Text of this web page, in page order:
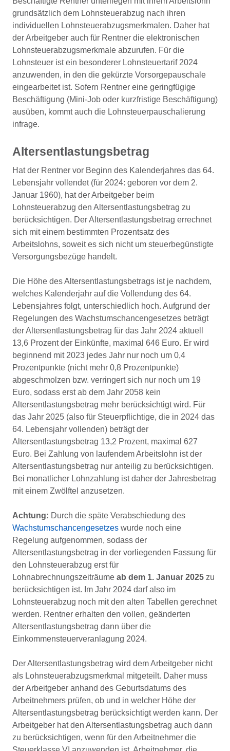
grundsätzlich dem Lohnsteuerabzug nach ihren
individuellen Lohnsteuerabzugsmerkmalen. Daher hat
der Arbeitgeber auch für Rentner die elektronischen
Lohnsteuerabzugsmerkmale abzurufen. Für die
Lohnsteuer ist ein besonderer Lohnsteuertarif 2024
anzuwenden, in den die gekürzte Vorsorgepauschale
eingearbeitet ist. Sofern Rentner eine geringfügige
Beschäftigung (Mini-Job oder kurzfristige Beschäftigung)
ausüben, kommt auch die Lohnsteuerpauschalierung
infrage.
Altersentlastungsbetrag
Hat der Rentner vor Beginn des Kalenderjahres das 64.
Lebensjahr vollendet (für 2024: geboren vor dem 2.
Januar 1960), hat der Arbeitgeber beim
Lohnsteuerabzug den Altersentlastungsbetrag zu
berücksichtigen. Der Altersentlastungsbetrag errechnet
sich mit einem bestimmten Prozentsatz des
Arbeitslohns, soweit es sich nicht um steuerbegünstigte
Versorgungsbezüge handelt.
Die Höhe des Altersentlastungsbetrags ist je nachdem,
welches Kalenderjahr auf die Vollendung des 64.
Lebensjahres folgt, unterschiedlich hoch. Aufgrund der
Regelungen des Wachstumschancengesetzes beträgt
der Altersentlastungsbetrag für das Jahr 2024 aktuell
13,6 Prozent der Einkünfte, maximal 646 Euro. Er wird
beginnend mit 2023 jedes Jahr nur noch um 0,4
Prozentpunkte (nicht mehr 0,8 Prozentpunkte)
abgeschmolzen bzw. verringert sich nur noch um 19
Euro, sodass erst ab dem Jahr 2058 kein
Altersentlastungsbetrag mehr berücksichtigt wird. Für
das Jahr 2025 (also für Steuerpflichtige, die in 2024 das
64. Lebensjahr vollenden) beträgt der
Altersentlastungsbetrag 13,2 Prozent, maximal 627
Euro. Bei Zahlung von laufendem Arbeitslohn ist der
Altersentlastungsbetrag nur anteilig zu berücksichtigen.
Bei monatlicher Lohnzahlung ist daher der Jahresbetrag
mit einem Zwölftel anzusetzen.
Achtung: Durch die späte Verabschiedung des
Wachstumschancengesetzes wurde noch eine
Regelung aufgenommen, sodass der
Altersentlastungsbetrag in der vorliegenden Fassung für
den Lohnsteuerabzug erst für
Lohnabrechnungszeiträume ab dem 1. Januar 2025 zu
berücksichtigen ist. Im Jahr 2024 darf also im
Lohnsteuerabzug noch mit den alten Tabellen gerechnet
werden. Rentner erhalten den vollen, geänderten
Altersentlastungsbetrag dann über die
Einkommensteuerveranlagung 2024.
Der Altersentlastungsbetrag wird dem Arbeitgeber nicht
als Lohnsteuerabzugsmerkmal mitgeteilt. Daher muss
der Arbeitgeber anhand des Geburtsdatums des
Arbeitnehmers prüfen, ob und in welcher Höhe der
Altersentlastungsbetrag berücksichtigt werden kann. Der
Arbeitgeber hat den Altersentlastungsbetrag auch dann
zu berücksichtigen, wenn für den Arbeitnehmer die